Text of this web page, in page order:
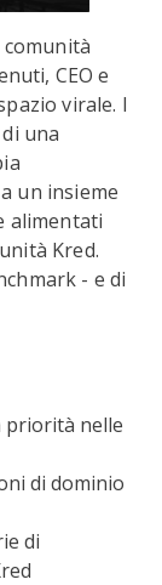
CEO e
virale. I
una
un insieme
alimentati
Kred.
- e di
priorità nelle
di dominio
di